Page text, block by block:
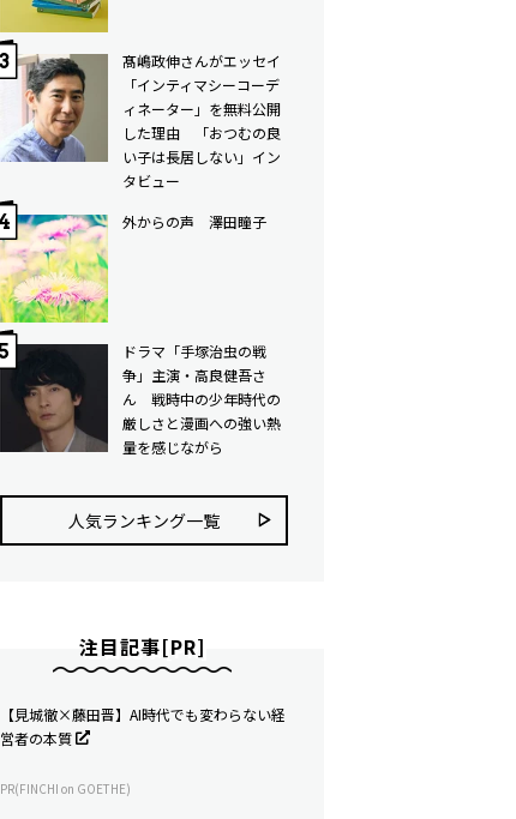
髙嶋政伸さんがエッセイ
「インティマシーコーデ
ィネーター」を無料公開
した理由 「おつむの良
い子は長居しない」イン
タビュー
外からの声 澤田瞳子
ドラマ「手塚治虫の戦
争」主演・高良健吾さ
ん 戦時中の少年時代の
厳しさと漫画への強い熱
量を感じながら
人気ランキング⼀覧
注目記事[PR]
【見城徹×藤田晋】AI時代でも変わらない経
営者の本質
PR(FINCHI on GOETHE)